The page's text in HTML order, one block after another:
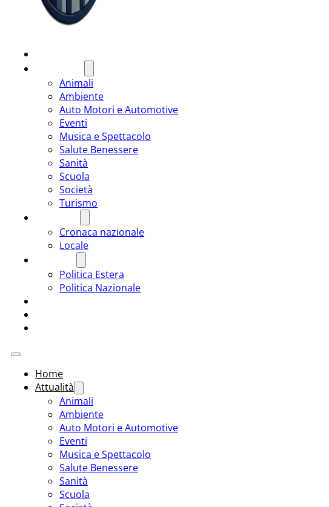
Animali
Ambiente
Auto Motori e Automotive
Eventi
Musica e Spettacolo
Salute Benessere
Sanità
Scuola
Società
Turismo
Cronaca nazionale
Locale
Politica Estera
Politica Nazionale
Home
Attualità
Animali
Ambiente
Auto Motori e Automotive
Eventi
Musica e Spettacolo
Salute Benessere
Sanità
Scuola